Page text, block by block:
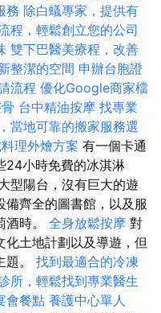
務 除白蟻專家，提供有
程，輕鬆創立您的公司
雙下巴醫美療程，改善
整潔的空間 申辦台胞證
流程 優化Google商家檔
台中精油按摩 找專業
當地可靠的搬家服務選
理外燴方案 有一個卡通
24小時免費的冰淇淋
型陽台，沒有巨大的遊
齊全的圖書館，以及服
時。 全身放鬆按摩 對
土地計劃以及導遊，但
。 找到最適合的冷凍
所，輕鬆找到專業醫生
會餐點 養護中心單人